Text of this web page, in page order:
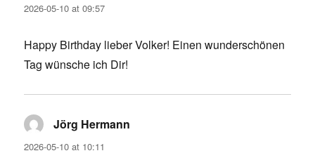
2026-05-10 at 09:57
Happy Birthday lieber Volker! Einen wunderschönen
Tag wünsche ich Dir!
Jörg Hermann
2026-05-10 at 10:11